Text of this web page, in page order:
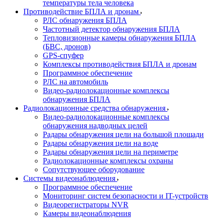
температуры тела человека
Противодействие БПЛА и дронам
РЛС обнаружения БПЛА
Частотный детектор обнаружения БПЛА
Тепловизионные камеры обнаружения БПЛА
(БВС, дронов)
GPS-спуфер
Комплексы противодействия БПЛА и дронам
Программное обеспечение
РЛС на автомобиль
Видео-радиолокационные комплексы
обнаружения БПЛА
Радиолокационные средства обнаружения
Видео-радиолокационные комплексы
обнаружения надводных целей
Радары обнаружения цели на большой площади
Радары обнаружения цели на воде
Радары обнаружения цели на периметре
Радиолокационные комплексы охраны
Сопутствующее оборудование
Системы видеонаблюдения
Программное обеспечение
Мониторинг систем безопасности и IT-устройств
Видеорегистраторы NVR
Камеры видеонаблюдения